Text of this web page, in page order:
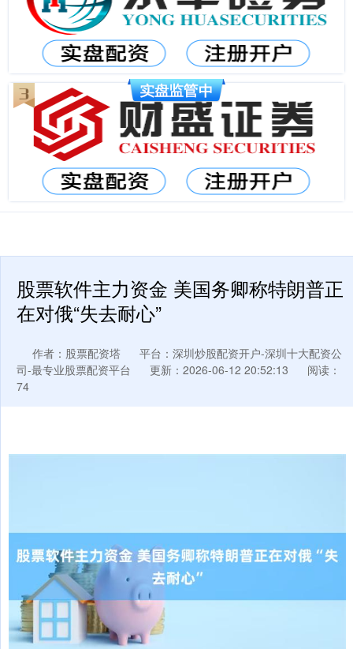
股票软件主力资金 美国务卿称特朗普正
在对俄“失去耐心”
作者：股票配资塔
平台：深圳炒股配资开户-深圳十大配资公
司-最专业股票配资平台
更新：2026-06-12 20:52:13
阅读：
74